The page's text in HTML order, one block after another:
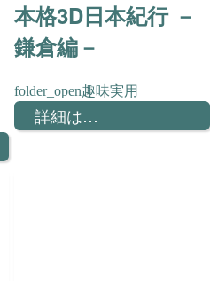
本格3D日本紀行 －
鎌倉編－
趣味実用
詳細は…